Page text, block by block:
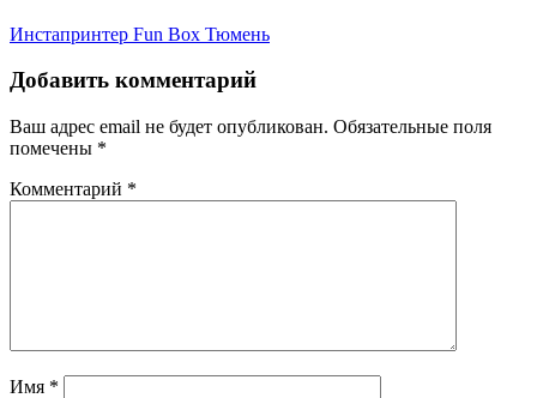
Инстапринтер Fun Box Тюмень
Добавить комментарий
Ваш адрес email не будет опубликован. Обязательные поля
помечены *
Комментарий *
Имя *